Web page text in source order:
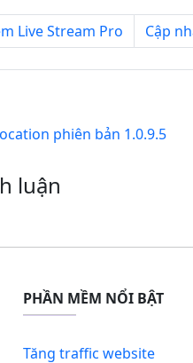
Live Stream Pro Cập
phiên bản 1.0.9.5
luận
PHẦN MỀM NỔI BẬT
Tăng traffic website